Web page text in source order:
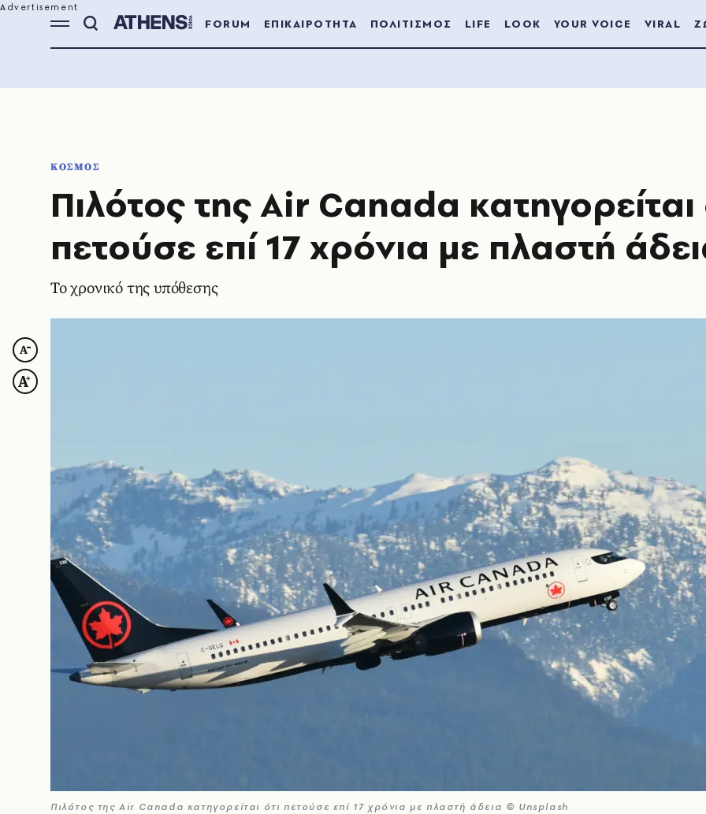
FORUM ΕΠΙΚΑΙΡΟΤΗΤΑ ΠΟΛΙΤΙΣΜΟΣ LIFE LOOK YOUR VOICE VIRAL
ΚΟΣΜΟΣ
Πιλότος της Air Canada κατηγορείται
πετούσε επί 17 χρόνια με πλαστή
Το χρονικό της υπόθεσης
Πιλότος της Air Canada κατηγορείται ότι πετούσε επί 17 χρόνια με πλαστή άδεια © Unsplash